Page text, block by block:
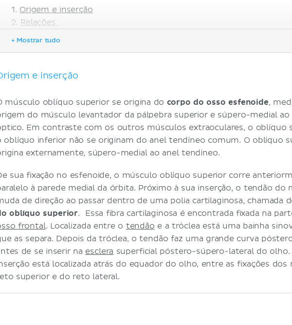
Origem e inserção
Relações
Nota clínica
+ Mostrar tudo
e inserção
músculo oblíquo superior se origina do corpo do osso esfenoide,
do músculo levantador da pálpebra superior e súpero-medial ao
Em contraste com os outros músculos extraoculares, o oblíquo
oblíquo inferior não se originam do anel tendíneo comum. O oblíquo
externamente, súpero-medial ao anel tendíneo.
sua fixação no esfenoide, o músculo oblíquo superior corre
à parede medial da órbita. Próximo à sua inserção, o tendão do
de direção ao passar dentro de uma polia cartilaginosa, chamada
oblíquo superior. Essa fibra cartilaginosa é encontrada fixada na
frontal. Localizada entre o tendão e a tróclea está uma bainha
as separa. Depois da tróclea, o tendão faz uma grande curva
de se inserir na esclera superficial póstero-súpero-lateral do olho.
está localizada atrás do equador do olho, entre as fixações dos
superior e do reto lateral.